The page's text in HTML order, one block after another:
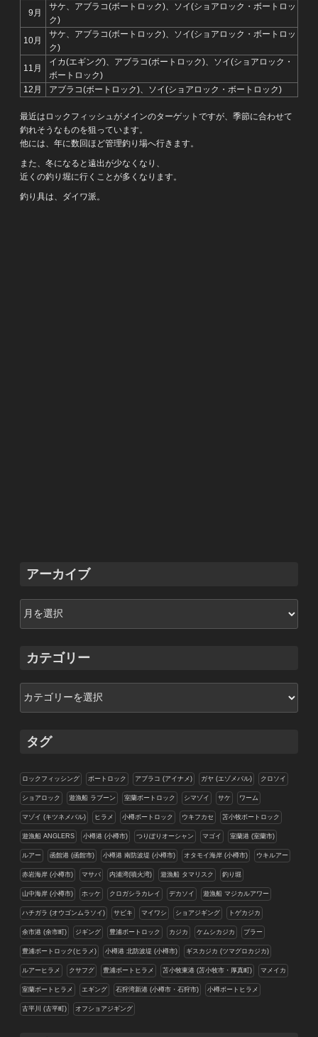
9月
サケ、アブラコ(ボートロック)、ソイ(ショアロック・ボートロッ
ク)
10月
サケ、アブラコ(ボートロック)、ソイ(ショアロック・ボートロッ
ク)
11月
イカ(エギング)、アブラコ(ボートロック)、ソイ(ショアロック・
ボートロック)
12月
アブラコ(ボートロック)、ソイ(ショアロック・ボートロック)
最近はロックフィッシュがメインのターゲットですが、季節に合わせて
釣れそうなものを狙っています。
他には、年に数回ほど管理釣り場へ行きます。
また、冬になると遠出が少なくなり、
近くの釣り堀に行くことが多くなります。
釣り具は、ダイワ派。
アーカイブ
ー
カ
カテゴリー
テ
ゴ
タグ
ロックフィッシング ボートロック アブラコ (アイナメ) ガヤ (エゾメバル) クロソイ
ショアロック 遊漁船 ラブーン 室蘭ボートロック シマゾイ サケ ワーム
マゾイ (キツネメバル) ヒラメ 小樽ボートロック ウキフカセ 苫小牧ボートロック
遊漁船 ANGLERS 小樽港 (小樽市) つりぼりオーシャン マゴイ 室蘭港 (室蘭市)
ルアー 函館港 (函館市) 小樽港 南防波堤 (小樽市) オタモイ海岸 (小樽市) ウキルアー
赤岩海岸 (小樽市) マサバ 内浦湾(噴火湾) 遊漁船 タマリスク 釣り堀
山中海岸 (小樽市) ホッケ クロガシラカレイ デカソイ 遊漁船 マジカルアワー
ハチガラ (オウゴンムラソイ) サビキ マイワシ ショアジギング トゲカジカ
余市港 (余市町) ジギング 豊浦ボートロック カジカ ケムシカジカ ブラー
豊浦ボートロック(ヒラメ) 小樽港 北防波堤 (小樽市) ギスカジカ (ツマグロカジカ)
ルアーヒラメ クサフグ 豊浦ボートヒラメ 苫小牧東港 (苫小牧市・厚真町) マメイカ
室蘭ボートヒラメ エギング 石狩湾新港 (小樽市・石狩市) 小樽ボートヒラメ
古平川 (古平町) オフショアジギング